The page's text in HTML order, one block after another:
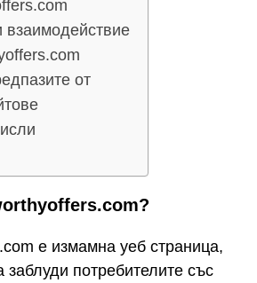
взаимодействие
от
е измамна уеб страница,
заблуди потребителите със